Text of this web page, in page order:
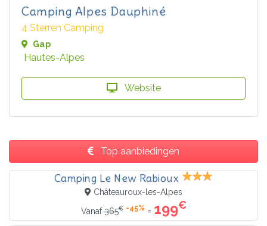
Camping Alpes Dauphiné
4 Sterren Camping
Gap
Hautes-Alpes
Website
Top aanbiedingen
Camping Le New Rabioux
Châteauroux-les-Alpes
Vanaf365€ -45% = 199€